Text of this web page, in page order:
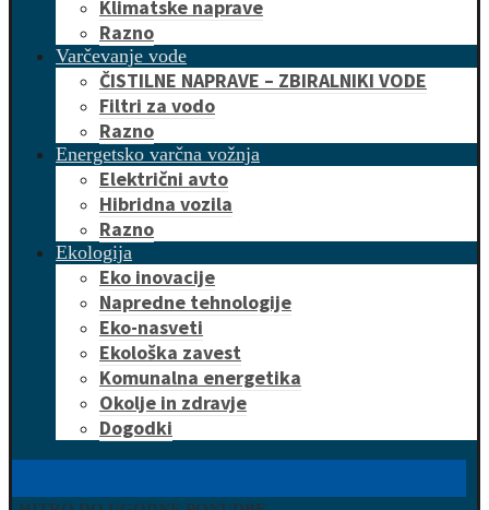
Klimatske naprave
Razno
Varčevanje vode
ČISTILNE NAPRAVE – ZBIRALNIKI VODE
Filtri za vodo
Razno
Energetsko varčna vožnja
Električni avto
Hibridna vozila
Razno
Ekologija
Eko inovacije
Napredne tehnologije
Eko-nasveti
Ekološka zavest
Komunalna energetika
Okolje in zdravje
Dogodki